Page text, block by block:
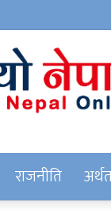
राजनीति